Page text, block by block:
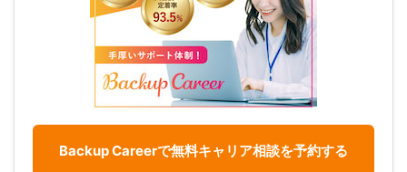
Backup Careerで無料キャリア相談を予約する